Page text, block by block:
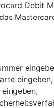
Debit
eingeben,